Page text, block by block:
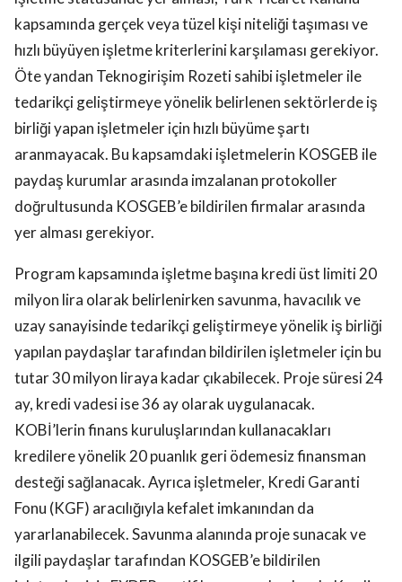
kapsamında gerçek veya tüzel kişi niteliği taşıması ve
hızlı büyüyen işletme kriterlerini karşılaması gerekiyor.
Öte yandan Teknogirişim Rozeti sahibi işletmeler ile
tedarikçi geliştirmeye yönelik belirlenen sektörlerde iş
birliği yapan işletmeler için hızlı büyüme şartı
aranmayacak. Bu kapsamdaki işletmelerin KOSGEB ile
paydaş kurumlar arasında imzalanan protokoller
doğrultusunda KOSGEB’e bildirilen firmalar arasında
yer alması gerekiyor.
Program kapsamında işletme başına kredi üst limiti 20
milyon lira olarak belirlenirken savunma, havacılık ve
uzay sanayisinde tedarikçi geliştirmeye yönelik iş birliği
yapılan paydaşlar tarafından bildirilen işletmeler için bu
tutar 30 milyon liraya kadar çıkabilecek. Proje süresi 24
ay, kredi vadesi ise 36 ay olarak uygulanacak.
KOBİ’lerin finans kuruluşlarından kullanacakları
kredilere yönelik 20 puanlık geri ödemesiz finansman
desteği sağlanacak. Ayrıca işletmeler, Kredi Garanti
Fonu (KGF) aracılığıyla kefalet imkanından da
yararlanabilecek. Savunma alanında proje sunacak ve
ilgili paydaşlar tarafından KOSGEB’e bildirilen